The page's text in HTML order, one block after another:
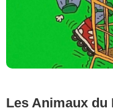
Les Animaux du